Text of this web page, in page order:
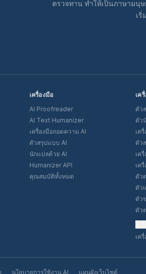
ตรวจทาน ทำให้เป็นภาษามนุ
เ
เครื่องมือ
AI Proofreader
AI Text Humanizer
เครื่องมือถอดความ AI
ตัวสรุปแบบ AI
นักแปลด้วย AI
Humanizer API
คุณสมบัติทั้งหมด
เค
ตัว
ตัว
เค
ตัว
เค
เค
ตัว
ตัว
ตัว
ตัว
เค
นโยบายการใช้งาน AI แผนผังเว็บไซต์